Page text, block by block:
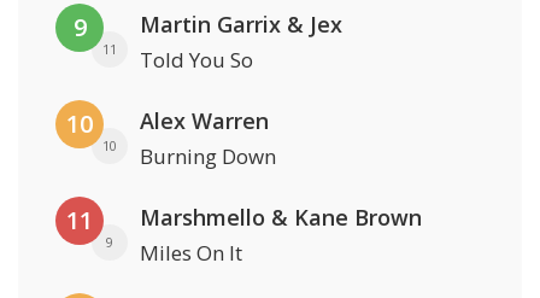
9
11
Martin Garrix & Jex
Told You So
10
10
Alex Warren
Burning Down
11
9
Marshmello & Kane Brown
Miles On It